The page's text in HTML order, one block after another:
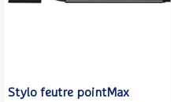
Stylo feutre pointMax